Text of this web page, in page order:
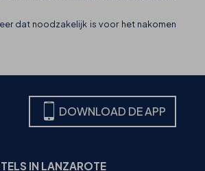
dat noodzakelijk is voor het nakomen
DOWNLOAD DE APP
IN LANZAROTE